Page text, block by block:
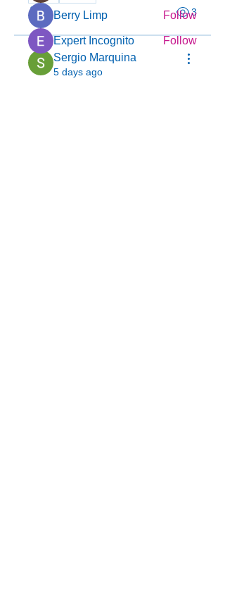
3 3
Sergio Marquina
5 days ago
Berry Limp Follow
Expert Incognito
Follow
See All Members (123)